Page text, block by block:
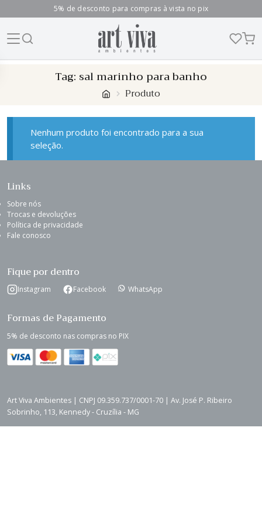
5% de desconto para compras à vista no pix
Tag: sal marinho para banho
Produto
Nenhum produto foi encontrado para a sua
seleção.
Links
Sobre nós
Trocas e devoluções
Política de privacidade
Fale conosco
Fique por dentro
Instagram Facebook WhatsApp
Formas de Pagamento
5% de desconto nas compras no PIX
Art Viva Ambientes | CNPJ 09.359.737/0001-70 | Av. José P. Ribeiro
Sobrinho, 113, Kennedy - Cruzília - MG